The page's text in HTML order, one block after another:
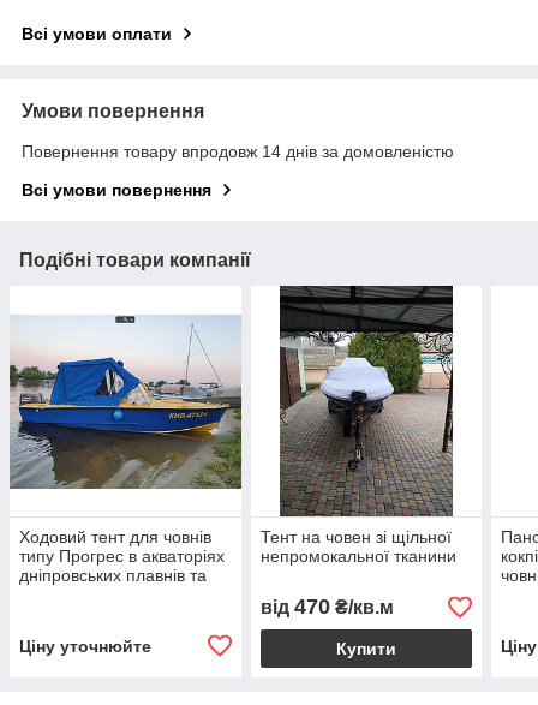
Всі умови оплати
Умови повернення
Повернення товару впродовж 14 днів за домовленістю
Всі умови повернення
Подібні товари компанії
Ходовий тент для човнів
типу Прогрес в акваторіях
дніпровських плавнів та
Ціну уточнюйте
Тент на човен зі щільної
непромокальної тканини
від 470₴/кв.м
Купити